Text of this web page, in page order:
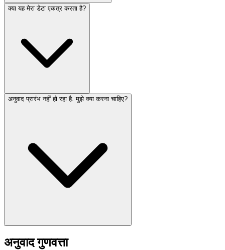
क्या यह मेरा डेटा एकत्र करता है?
अनुवाद प्रारंभ नहीं हो रहा है. मुझे क्या करना चाहिए?
अनुवाद गुणवत्ता